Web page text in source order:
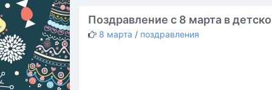
Поздравление с 8 марта в
8 марта / поздравления